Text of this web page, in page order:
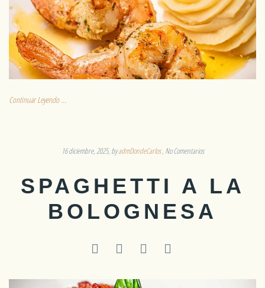
Continuar Leyendo ...
16 diciembre, 2025 byadmDondeCarlos No Comentarios
SPAGHETTI A LA
BOLOGNESA